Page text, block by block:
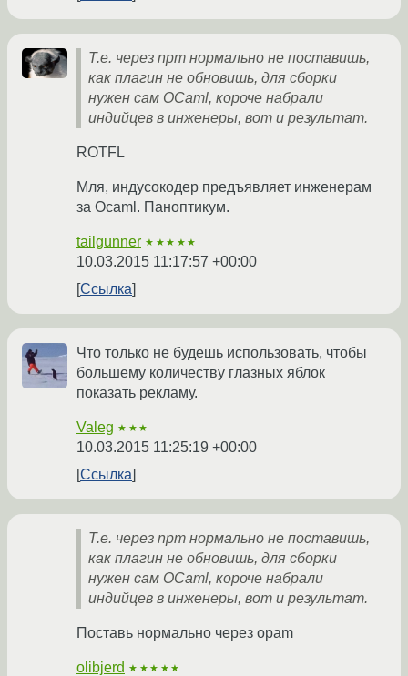
Т.е. через npm нормально не поставишь,
как плагин не обновишь, для сборки
нужен сам OCaml, короче набрали
индийцев в инженеры, вот и результат.
ROTFL
Мля, индусокодер предъявляет инженерам
за Ocaml. Паноптикум.
tailgunner ★★★★★
10.03.2015 11:17:57 +00:00
Ссылка
Что только не будешь использовать, чтобы
большему количеству глазных яблок
показать рекламу.
Valeg ★★★
10.03.2015 11:25:19 +00:00
Ссылка
Т.е. через npm нормально не поставишь,
как плагин не обновишь, для сборки
нужен сам OCaml, короче набрали
индийцев в инженеры, вот и результат.
Поставь нормально через opam
olibjerd ★★★★★